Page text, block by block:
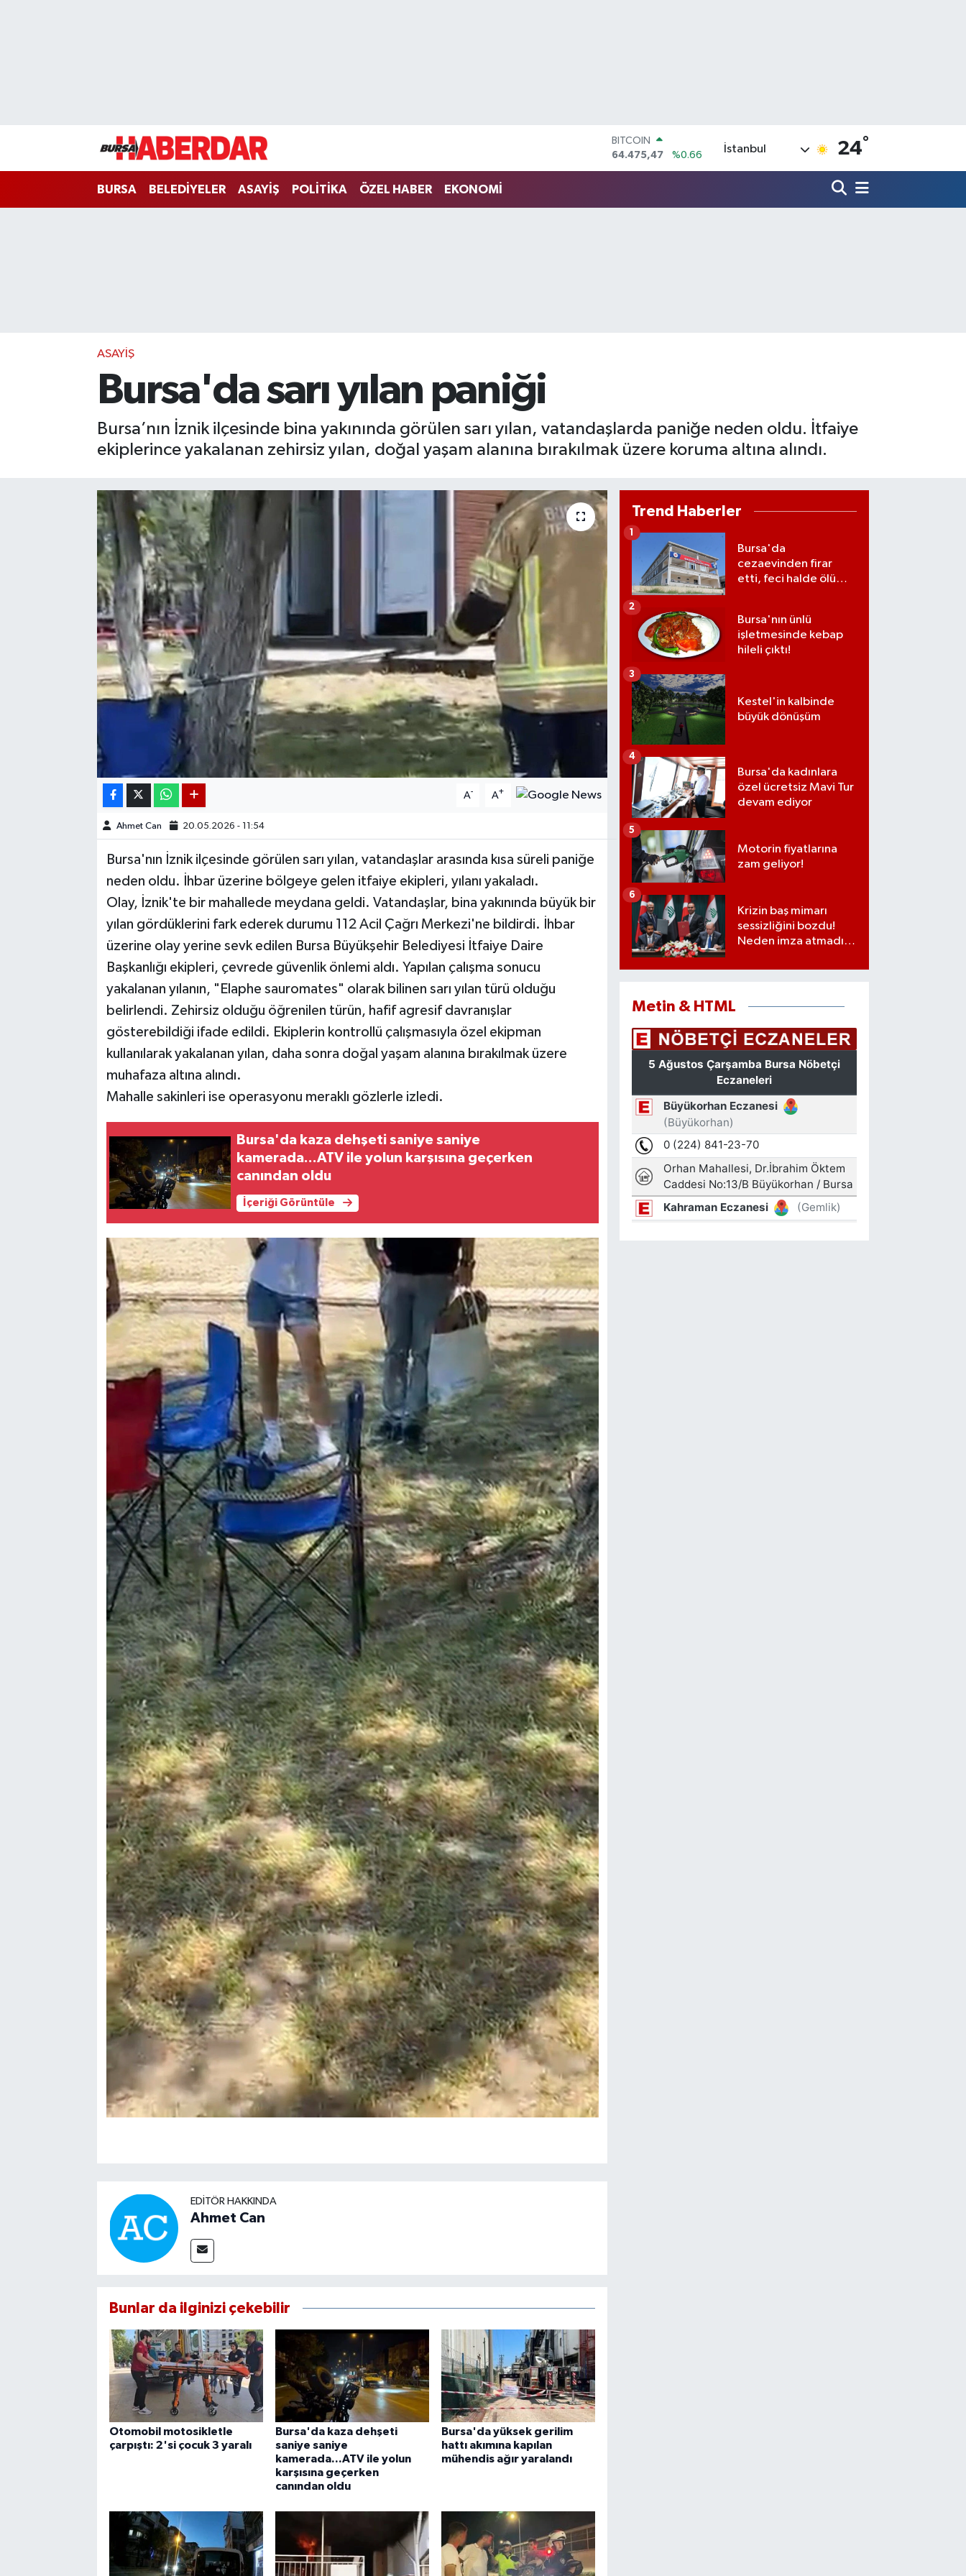
DOLAR
47,5971
%0.05
EURO
İstanbul 24°
BURSA BELEDİYELER ASAYİŞ POLİTİKA ÖZEL HABER EKONOMİ
ASAYİŞ
Bursa'da sarı yılan paniği
Bursa’nın İznik ilçesinde bina yakınında görülen sarı yılan, vatandaşlarda paniğe neden oldu. İtfaiye
ekiplerince yakalanan zehirsiz yılan, doğal yaşam alanına bırakılmak üzere koruma altına alındı.
A- A+
Ahmet Can 20.05.2026 - 11:54
Bursa'nın İznik ilçesinde görülen sarı yılan, vatandaşlar arasında kısa süreli paniğe
neden oldu. İhbar üzerine bölgeye gelen itfaiye ekipleri, yılanı yakaladı.
Olay, İznik'te bir mahallede meydana geldi. Vatandaşlar, bina yakınında büyük bir
yılan gördüklerini fark ederek durumu 112 Acil Çağrı Merkezi'ne bildirdi. İhbar
üzerine olay yerine sevk edilen Bursa Büyükşehir Belediyesi İtfaiye Daire
Başkanlığı ekipleri, çevrede güvenlik önlemi aldı. Yapılan çalışma sonucu
yakalanan yılanın, "Elaphe sauromates" olarak bilinen sarı yılan türü olduğu
belirlendi. Zehirsiz olduğu öğrenilen türün, hafif agresif davranışlar
gösterebildiği ifade edildi. Ekiplerin kontrollü çalışmasıyla özel ekipman
kullanılarak yakalanan yılan, daha sonra doğal yaşam alanına bırakılmak üzere
muhafaza altına alındı.
Mahalle sakinleri ise operasyonu meraklı gözlerle izledi.
Bursa'da kaza dehşeti saniye saniye
kamerada...ATV ile yolun karşısına geçerken
canından oldu
İçeriği Görüntüle
EDITÖR HAKKINDA
Ahmet Can
Bunlar da ilginizi çekebilir
Otomobil motosikletle
çarpıştı: 2'si çocuk 3 yaralı
Bursa'da kaza dehşeti
saniye saniye
kamerada...ATV ile yolun
karşısına geçerken
canından oldu
Bursa'da yüksek gerilim
hattı akımına kapılan
mühendis ağır yaralandı
Trend Haberler
Bursa'da
cezaevinden firar
etti, feci halde ölü
1
Bursa'nın ünlü
işletmesinde kebap
hileli çıktı!
2
Kestel'in kalbinde
büyük dönüşüm
3
Bursa'da kadınlara
özel ücretsiz Mavi Tur
devam ediyor
4
Motorin fiyatlarına
zam geliyor!
5
Krizin baş mimarı
sessizliğini bozdu!
Neden imza atmadığı
6
Metin & HTML
Tüm Manşetler